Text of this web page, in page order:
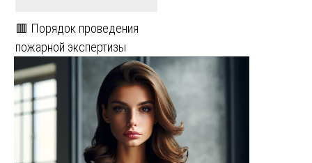
🟥 Порядок проведения
пожарной экспертизы